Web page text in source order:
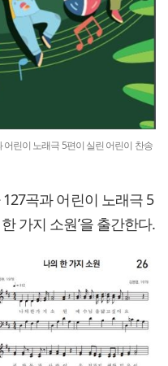
린이 노래극 5편이 실린 어린이 찬송
곡과 어린이 노래극 5
가지 소원’을 출간한다.